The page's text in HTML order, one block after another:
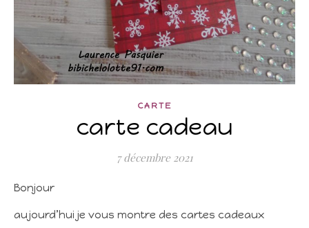
CARTE
carte cadeau
7 décembre 2021
Bonjour
aujourd’hui je vous montre des cartes cadeaux